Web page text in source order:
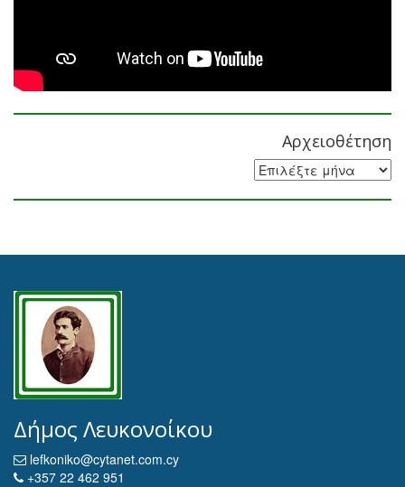
Αρχειοθέτηση
Αρχειοθέτηση
Δήμος Λευκονοίκου
lefkoniko@cytanet.com.cy
+357 22 462 951